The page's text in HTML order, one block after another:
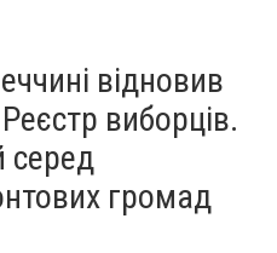
зіграє тата
українському
- ФОТО
відновив
виборців.
серед
громад